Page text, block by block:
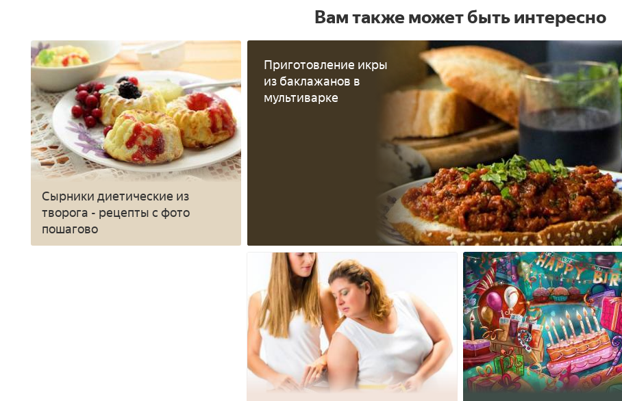
Вам также может быть интересно
Сырники диетические из
творога - рецепты с фото
пошагово
Приготовление икры
из баклажанов в
мультиварке